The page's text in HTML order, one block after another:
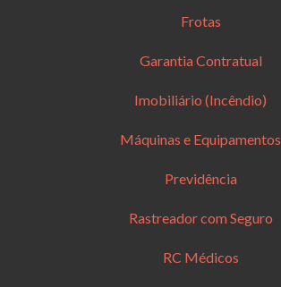
Frotas
Garantia Contratual
Imobiliário (Incêndio)
Máquinas e Equipamentos
Previdência
Rastreador com Seguro
RC Médicos